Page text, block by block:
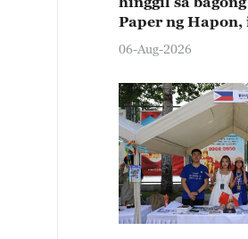
Paper ng
Tsina
06-Aug-2026